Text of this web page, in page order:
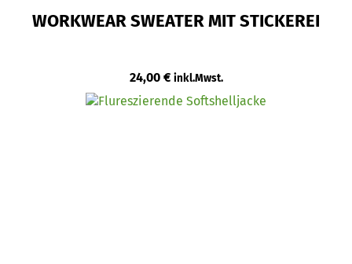
WORKWEAR SWEATER MIT STICKEREI
24,00 € inkl.Mwst.